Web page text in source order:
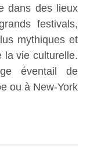
dans des lieux
festivals,
mythiques et
la vie culturelle.
éventail de
ou à New-York